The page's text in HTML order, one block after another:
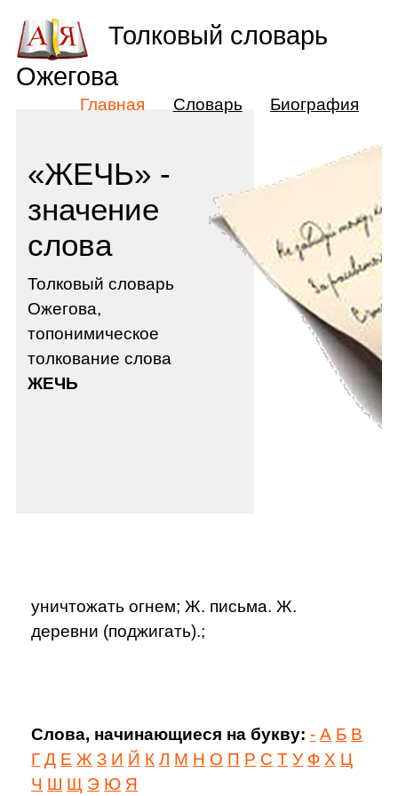
«ЖЕЧЬ» -
значение
слова
Толковый словарь
Ожегова,
топонимическое
толкование слова
ЖЕЧЬ
уничтожать огнем; Ж. письма. Ж.
деревни (поджигать).;
Слова, начинающиеся на букву: - А Б В
Г Д Е Ж З И Й К Л М Н О П Р С Т У Ф Х Ц
Ч Ш Щ Э Ю Я
Толковый словарь
Ожегова
Главная Словарь Биография